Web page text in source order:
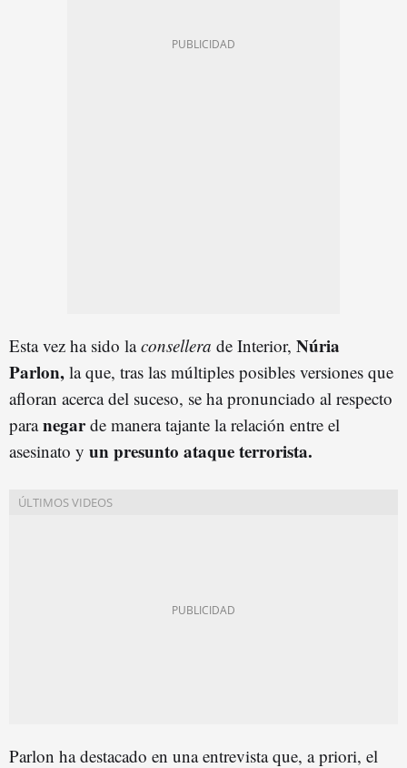
Esta vez ha sido laconsellera de Interior, Núria
Parlon, la que, tras las múltiples posibles versiones que
afloran acerca del suceso, se ha pronunciado al respecto
paranegarde manera tajante la relación entre el
asesinato y un presunto ataque terrorista.
Parlon ha destacado en una entrevista que, a priori, el